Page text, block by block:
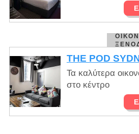
THE POD
Τα καλύτερα
στο κέντρο